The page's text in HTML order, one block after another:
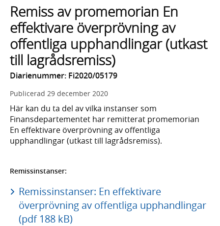
lista
med
sökförslag
Remiss av promemorian En
effektivare överprövning av
offentliga upphandlingar (utkast
till lagrådsremiss)
Diarienummer: Fi2020/05179
Publicerad 29 december 2020
Här kan du ta del av vilka instanser som
Finansdepartementet har remitterat promemorian
En effektivare överprövning av offentliga
upphandlingar (utkast till lagrådsremiss).
Remissinstanser:
Remissinstanser: En effektivare
överprövning av offentliga upphandlingar
(pdf 188 kB)